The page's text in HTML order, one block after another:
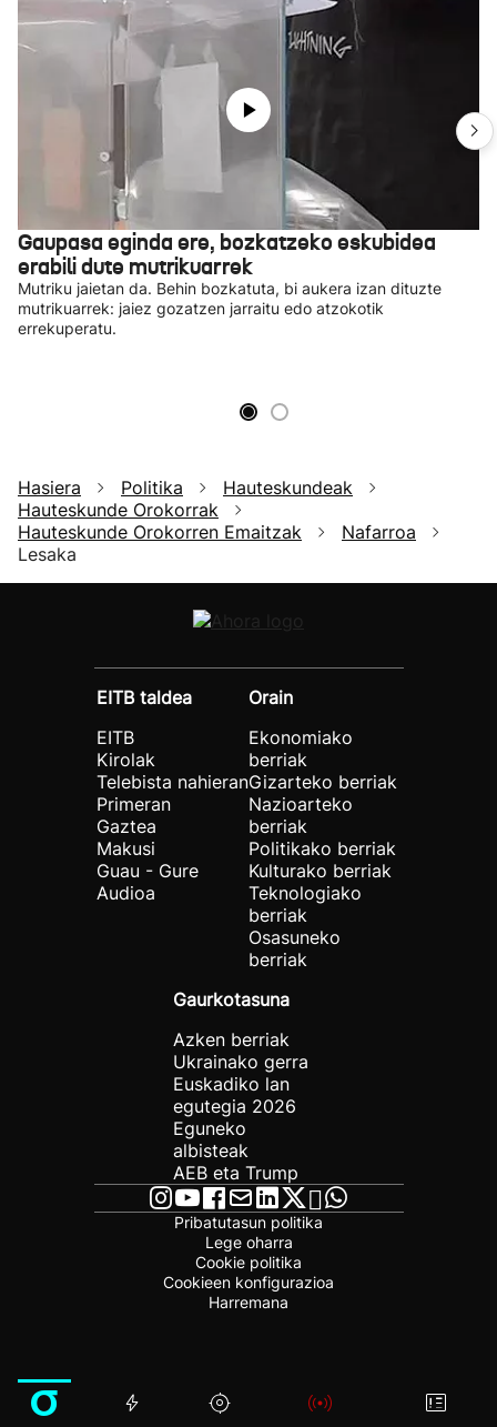
Gaupasa eginda ere, bozkatzeko eskubidea
erabili dute mutrikuarrek
Mutriku jaietan da. Behin bozkatuta, bi aukera izan dituzte
mutrikuarrek: jaiez gozatzen jarraitu edo atzokotik
errekuperatu.
Hasiera Politika
Hauteskundeak
Hauteskunde Orokorrak
Hauteskunde Orokorren Emaitzak
Nafarroa
Lesaka
EITB taldea
EITB
Kirolak
Telebista nahieran
Primeran
Gaztea
Makusi
Guau - Gure
Audioa
Orain
Ekonomiako
berriak
Gizarteko berriak
Nazioarteko
berriak
Politikako berriak
Kulturako berriak
Teknologiako
berriak
Osasuneko
berriak
Gaurkotasuna
Azken berriak
Ukrainako gerra
Euskadiko lan
egutegia 2026
Eguneko
albisteak
AEB eta Trump
Pribatutasun politika
Lege oharra
Cookie politika
Cookieen konfigurazioa
Harremana